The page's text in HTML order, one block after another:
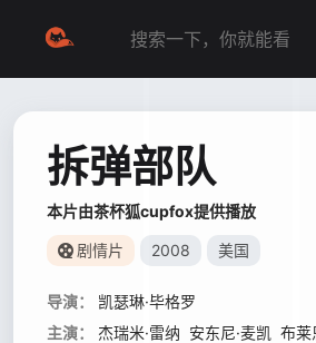
拆弹部队
本片由茶杯狐cupfox提供播放
剧情片 2008 美国
导演：
凯瑟琳·毕格罗
主演：
杰瑞米·雷纳 安东尼·麦凯 布莱